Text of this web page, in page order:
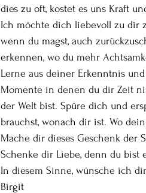
dies zu oft, kostet es uns Kraft
Ich möchte dich liebevoll zu dir
wenn du magst, auch
erkennen, wo du mehr
Lerne aus deiner Erkenntnis
Momente in denen du dir Zeit
der Welt bist. Spüre dich und
brauchst, wonach dir ist. Wo
Mache dir dieses Geschenk der
Schenke dir Liebe, denn du bist
In diesem Sinne, wünsche ich
Birgit